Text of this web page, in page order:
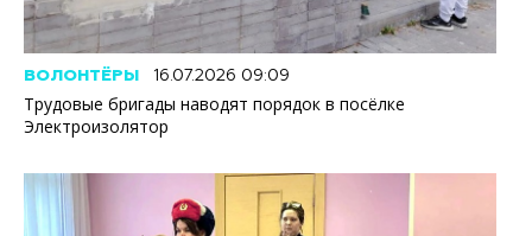
ВОЛОНТЁРЫ 16.07.2026 09:09
Трудовые бригады наводят порядок в посёлке
Электроизолятор